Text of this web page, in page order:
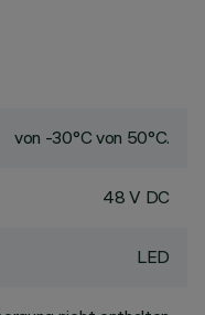
von -30°C von 50°C.
48 V DC
LED